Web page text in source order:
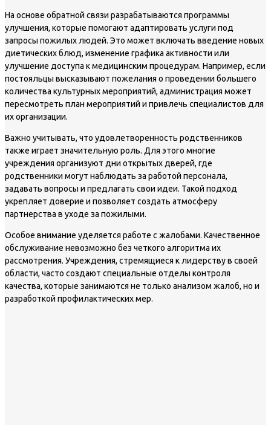
На основе обратной связи разрабатываются программы
улучшения, которые помогают адаптировать услуги под
запросы пожилых людей. Это может включать введение новых
диетических блюд, изменение графика активности или
улучшение доступа к медицинским процедурам. Например, если
постояльцы высказывают пожелания о проведении большего
количества культурных мероприятий, администрация может
пересмотреть план мероприятий и привлечь специалистов для
их организации.
Важно учитывать, что удовлетворенность родственников
также играет значительную роль. Для этого многие
учреждения организуют дни открытых дверей, где
родственники могут наблюдать за работой персонала,
задавать вопросы и предлагать свои идеи. Такой подход
укрепляет доверие и позволяет создать атмосферу
партнерства в уходе за пожилыми.
Особое внимание уделяется работе с жалобами. Качественное
обслуживание невозможно без четкого алгоритма их
рассмотрения. Учреждения, стремящиеся к лидерству в своей
области, часто создают специальные отделы контроля
качества, которые занимаются не только анализом жалоб, но и
разработкой профилактических мер.